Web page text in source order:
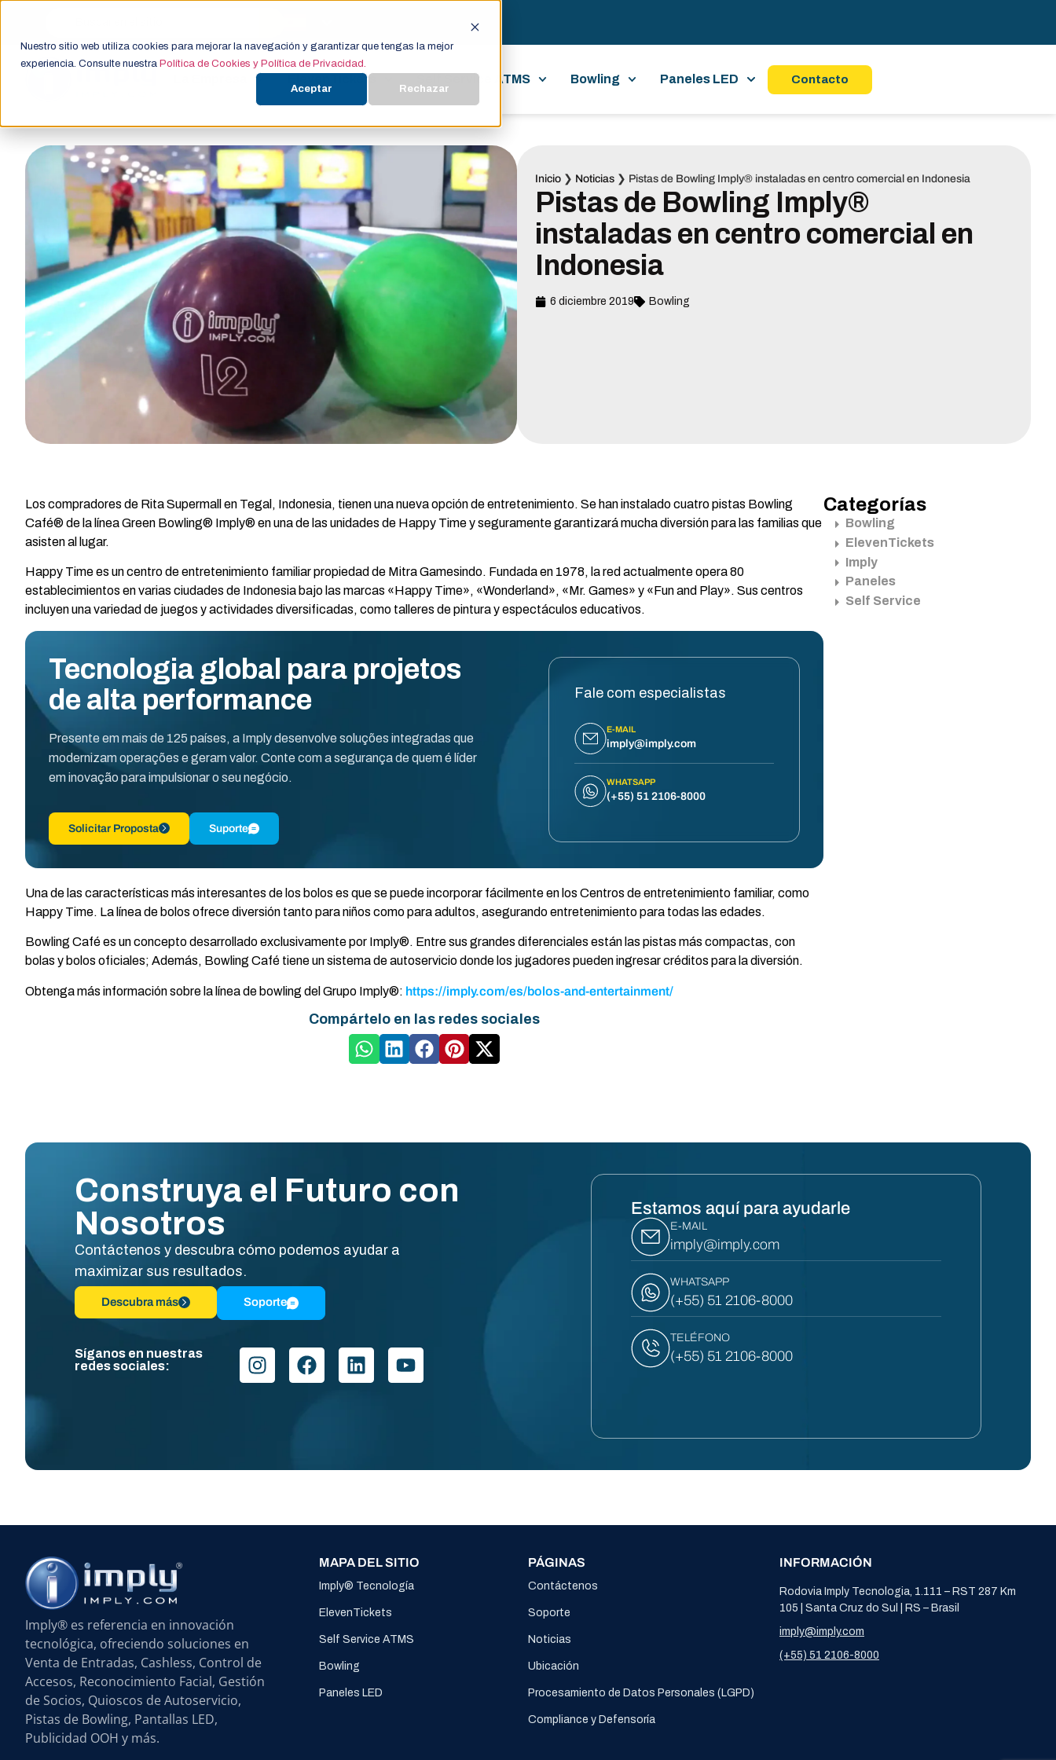
Nuestro sitio web utiliza cookies para mejorar la navegación y garantizar que tengas la mejor
experiencia. Consulte nuestra Política de Cookies y Política de Privacidad.
Aceptar Rechazar
ElevenTickets Self Service ATMS Bowling Paneles LED Contacto
Inicio❯ Noticias❯ Pistas de Bowling Imply® instaladas en centro comercial en Indonesia
Pistas de Bowling Imply®
instaladas en centro comercial en
Indonesia
6 diciembre 2019 Bowling
Los compradores de Rita Supermall en Tegal, Indonesia, tienen una nueva opción de entretenimiento. Se han instalado cuatro pistas Bowling
Café® de la línea Green Bowling® Imply® en una de las unidades de Happy Time y seguramente garantizará mucha diversión para las familias que
asisten al lugar.
Happy Time es un centro de entretenimiento familiar propiedad de Mitra Gamesindo. Fundada en 1978, la red actualmente opera 80
establecimientos en varias ciudades de Indonesia bajo las marcas «Happy Time», «Wonderland», «Mr. Games» y «Fun and Play». Sus centros
incluyen una variedad de juegos y actividades diversificadas, como talleres de pintura y espectáculos educativos.
Tecnologia global para projetos
de alta performance
Presente em mais de 125 países, a Imply desenvolve soluções integradas que
modernizam operações e geram valor. Conte com a segurança de quem é líder
em inovação para impulsionar o seu negócio.
Solicitar Proposta Suporte
Fale com especialistas
E-MAIL
imply@imply.com
WHATSAPP
(+55) 51 2106-8000
Una de las características más interesantes de los bolos es que se puede incorporar fácilmente en los Centros de entretenimiento familiar, como
Happy Time. La línea de bolos ofrece diversión tanto para niños como para adultos, asegurando entretenimiento para todas las edades.
Bowling Café es un concepto desarrollado exclusivamente por Imply®. Entre sus grandes diferenciales están las pistas más compactas, con
bolas y bolos oficiales; Además, Bowling Café tiene un sistema de autoservicio donde los jugadores pueden ingresar créditos para la diversión.
Obtenga más información sobre la línea de bowling del Grupo Imply®: https://imply.com/es/bolos-and-entertainment/
Compártelo en las redes sociales
Categorías
Bowling
ElevenTickets
Imply
Paneles
Self Service
Construya el Futuro con
Nosotros
Contáctenos y descubra cómo podemos ayudar a
maximizar sus resultados.
Descubra más Soporte
Síganos en nuestras
redes sociales:
Estamos aquí para ayudarle
E-MAIL
imply@imply.com
WHATSAPP
(+55) 51 2106-8000
TELÉFONO
(+55) 51 2106-8000
Imply® es referencia en innovación
tecnológica, ofreciendo soluciones en
Venta de Entradas, Cashless, Control de
Accesos, Reconocimiento Facial, Gestión
de Socios, Quioscos de Autoservicio,
Pistas de Bowling, Pantallas LED,
Publicidad OOH y más.
MAPA DEL SITIO
Imply® Tecnología
ElevenTickets
Self Service ATMS
Bowling
Paneles LED
PÁGINAS
Contáctenos
Soporte
Noticias
Ubicación
Procesamiento de Datos Personales (LGPD)
Compliance y Defensoría
INFORMACIÓN
Rodovia Imply Tecnologia, 1.111 – RST 287 Km
105 | Santa Cruz do Sul | RS – Brasil
imply@imply.com
(+55) 51 2106-8000